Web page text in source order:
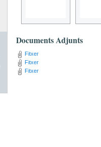
Documents Adjunts
Fitxer
Fitxer
Fitxer